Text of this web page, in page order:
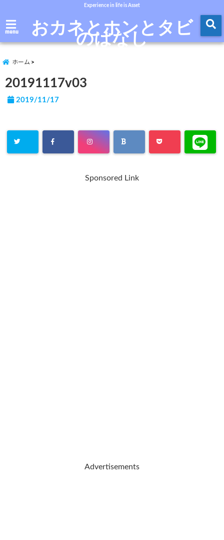
Experience in life is Asset
menu おカネとホンとタビ
のはなし
ホーム
20191117v03
2019/11/17
Sponsored Link
Advertisements